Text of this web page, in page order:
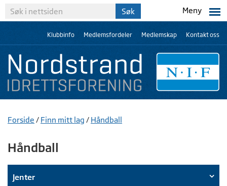
Meny
Klubbinfo Medlemsfordeler Medlemskap Kontakt oss
Forside / Finn mitt lag / Håndball
Håndball
Jenter